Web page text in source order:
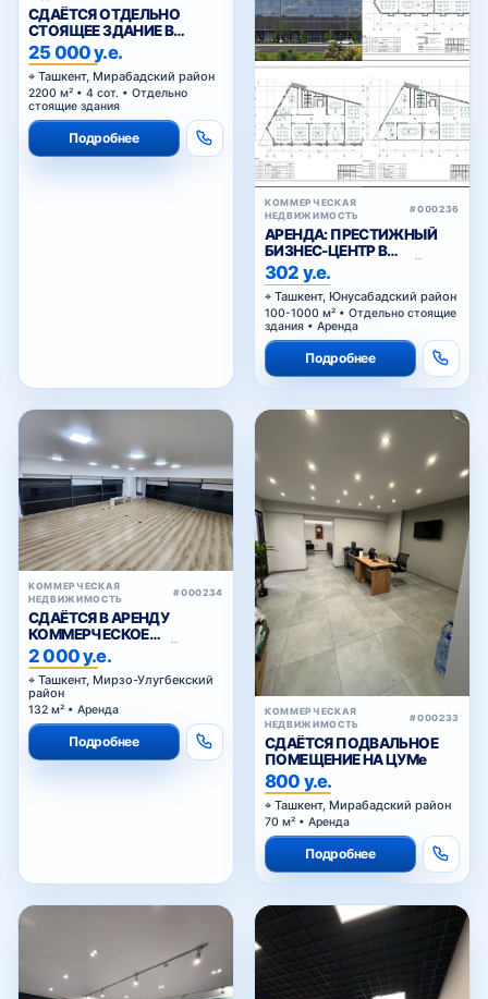
СДАЁТСЯ ОТДЕЛЬНО
СТОЯЩЕЕ ЗДАНИЕ В
АРЕНДУ В МИРАБАДСКОМ
РАЙОНЕ
25 000 у.е.
Ташкент, Мирабадский район
2200 м² • 4 сот. • Отдельно
стоящие здания
Подробнее
КОММЕРЧЕСКАЯ
НЕДВИЖИМОСТЬ
#000236
АРЕНДА: ПРЕСТИЖНЫЙ
БИЗНЕС-ЦЕНТР В
ЮНУСАБАДСКОМ РАЙОНЕ
302 у.е.
Ташкент, Юнусабадский район
100-1000 м² • Отдельно стоящие
здания • Аренда
Подробнее
КОММЕРЧЕСКАЯ
НЕДВИЖИМОСТЬ
#000234
СДАЁТСЯ В АРЕНДУ
КОММЕРЧЕСКОЕ
ПОМЕЩЕНИЕ В АКАЙ СИТИ
2 000 у.е.
Ташкент, Мирзо-Улугбекский
район
132 м² • Аренда
Подробнее
КОММЕРЧЕСКАЯ
НЕДВИЖИМОСТЬ
#000233
СДАЁТСЯ ПОДВАЛЬНОЕ
ПОМЕЩЕНИЕ НА ЦУМе
800 у.е.
Ташкент, Мирабадский район
70 м² • Аренда
Подробнее